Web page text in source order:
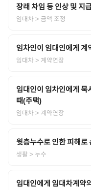
장래 차임 등 인상 및 지
임대차> 금액 조정
임차인이 임대인에게
임대차> 계약연장
임대인이 임차인에게
때(주택)
임대차> 계약연장
윗층누수로 인한 피해
생활 > 누수
임대인에게 임대차계약